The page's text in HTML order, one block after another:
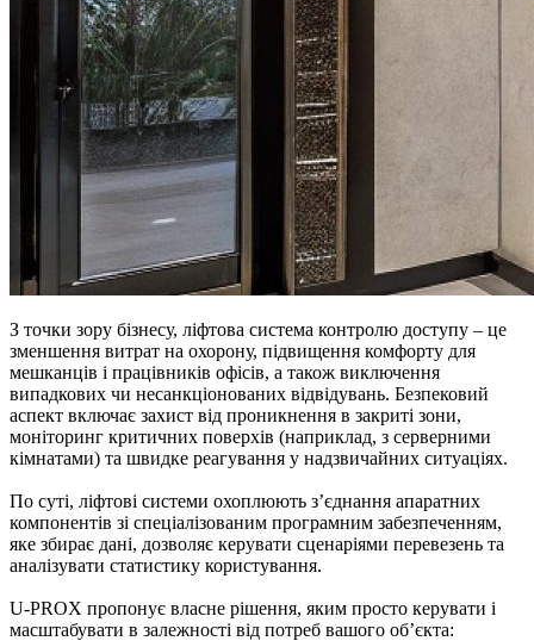
З точки зору бізнесу, ліфтова система контролю доступу – це
зменшення витрат на охорону, підвищення комфорту для
мешканців і працівників офісів, а також виключення
випадкових чи несанкціонованих відвідувань. Безпековий
аспект включає захист від проникнення в закриті зони,
моніторинг критичних поверхів (наприклад, з серверними
кімнатами) та швидке реагування у надзвичайних ситуаціях.
По суті, ліфтові системи охоплюють з’єднання апаратних
компонентів зі спеціалізованим програмним забезпеченням,
яке збирає дані, дозволяє керувати сценаріями перевезень та
аналізувати статистику користування.
U-PROX пропонує власне рішення, яким просто керувати і
масштабувати в залежності від потреб вашого об’єкта: